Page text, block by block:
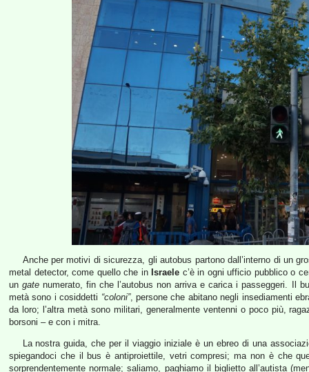
Anche per motivi di sicurezza, gli autobus partono dall’interno di un
metal detector, come quello che in Israele c’è in ogni ufficio pubblico o
ungate numerato, fin che l’autobus non arriva e carica i passeggeri. Il
metà sono i cosiddetti “coloni”, persone che abitano negli insediamenti
da loro; l’altra metà sono militari, generalmente ventenni o poco più,
borsoni – e con i mitra.
La nostra guida, che per il viaggio iniziale è un ebreo di una
spiegandoci che il bus è antiproiettile, vetri compresi; ma non è che
sorprendentemente normale; saliamo, paghiamo il biglietto all’autista